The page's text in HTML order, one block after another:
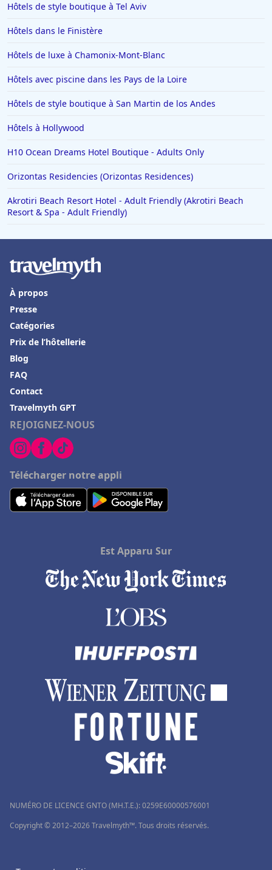
Hôtels de style boutique à Tel Aviv
Hôtels dans le Finistère
Hôtels de luxe à Chamonix-Mont-Blanc
Hôtels avec piscine dans les Pays de la Loire
Hôtels de style boutique à San Martin de los Andes
Hôtels à Hollywood
H10 Ocean Dreams Hotel Boutique - Adults Only
Orizontas Residencies (Orizontas Residences)
Akrotiri Beach Resort Hotel - Adult Friendly (Akrotiri Beach
Resort & Spa - Adult Friendly)
REJOIGNEZ-NOUS
Télécharger notre appli
À propos
Presse
Catégories
Prix de l’hôtellerie
Blog
FAQ
Contact
Travelmyth GPT
Est Apparu Sur
NUMÉRO DE LICENCE GNTO (MH.T.E.): 0259Ε60000576001
Copyright © 2012–2026 Travelmyth™. Tous droits réservés.